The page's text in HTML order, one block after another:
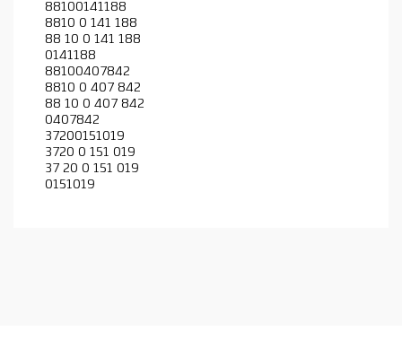
88100141188
8810 0 141 188
88 10 0 141 188
0141188
88100407842
8810 0 407 842
88 10 0 407 842
0407842
37200151019
3720 0 151 019
37 20 0 151 019
0151019